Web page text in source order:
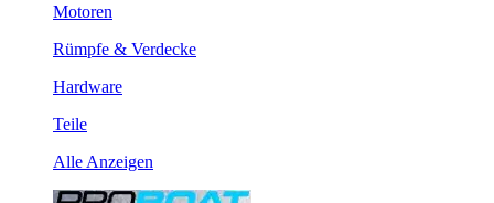
Motoren
Rümpfe & Verdecke
Hardware
Teile
Alle Anzeigen